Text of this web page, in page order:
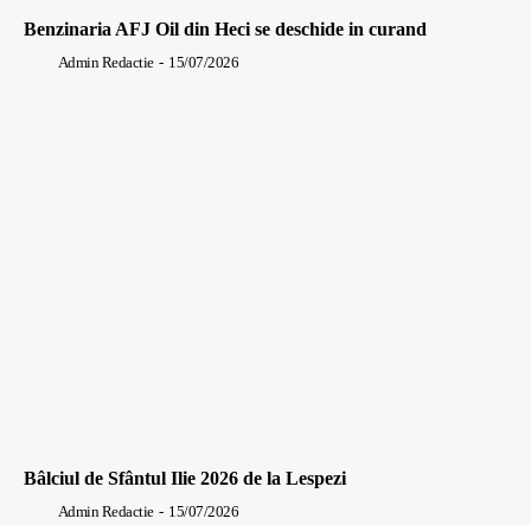
Benzinaria AFJ Oil din Heci se deschide in curand
Admin Redactie - 15/07/2026
Bâlciul de Sfântul Ilie 2026 de la Lespezi
Admin Redactie - 15/07/2026